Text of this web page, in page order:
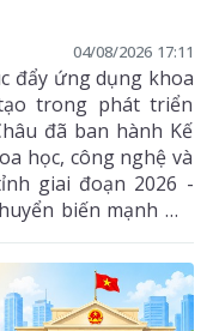
04/08/2026 17:11
đẩy ứng dụng khoa
trong phát triển
đã ban hành Kế
học, công nghệ và
giai đoạn 2026 -
biến mạnh mẽ
huy vai trò của
tạo và chuyển đổi
các mục tiêu phát